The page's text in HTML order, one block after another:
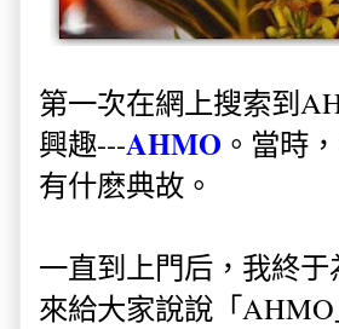
第一次在網上搜索到
興趣---AHMO 。當時
有什麽典故。
一直到上門后，我終
來給大家說說 「AHMO